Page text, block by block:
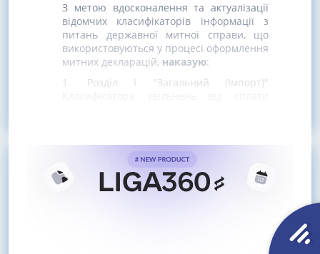
З метою вдосконалення та актуалізації
відомчих класифікаторів інформації з
питань державної митної справи, що
використовуються у процесі оформлення
митних декларацій, наказую:
1. Розділ I "Загальний (Імпорт)"